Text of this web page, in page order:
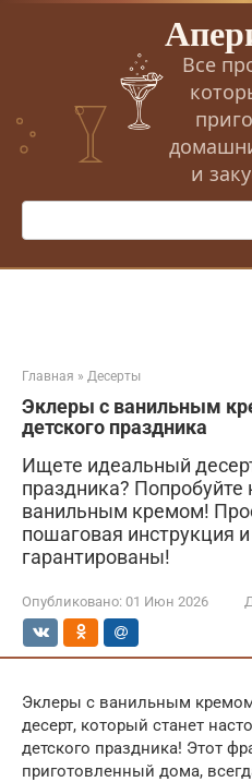
Перейти
Все
и
Поиск:
Главная » Десерты
Эклеры с ванильным
детского праздника
Ищете идеальный
праздника?
ванильным кремом!
пошаговая инструкция
гарантированы!
Опубликовано: 01 Июн 2026
Эклеры с ванильным
десерт, который станет
детского праздника! Этот
приготовленный дома,